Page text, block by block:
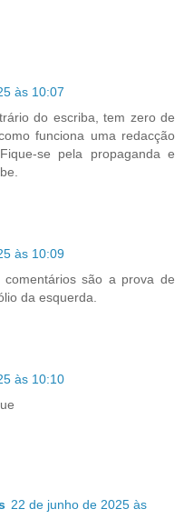
às 10:07
do escriba, tem zero de
funciona uma redacção
se pela propaganda e
às 10:09
são a prova de
da esquerda.
às 10:10
22 de junho de 2025 às